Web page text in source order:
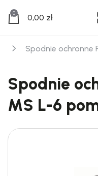
0 0,00 zł
Spodnie ochronne
Spodnie
MS L-6